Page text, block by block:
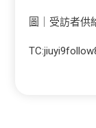
圖｜受訪者供